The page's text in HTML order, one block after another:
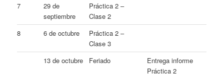
7
29 de
septiembre
Práctica 2 –
Clase 2
8
6 de octubre
Práctica 2 –
Clase 3
13 de octubre
Feriado
Entrega informe
Práctica 2